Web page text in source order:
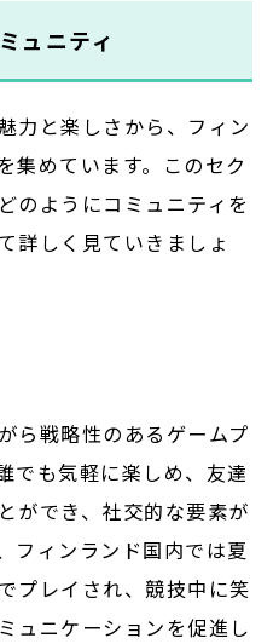
ュニティ
力と楽しさから、フィン
集めています。このセク
のようにコミュニティを
詳しく見ていきましょ
ら戦略性のあるゲームプ
でも気軽に楽しめ、友達
ができ、社交的な要素が
フィンランド国内では夏
プレイされ、競技中に笑
ュニケーションを促進し